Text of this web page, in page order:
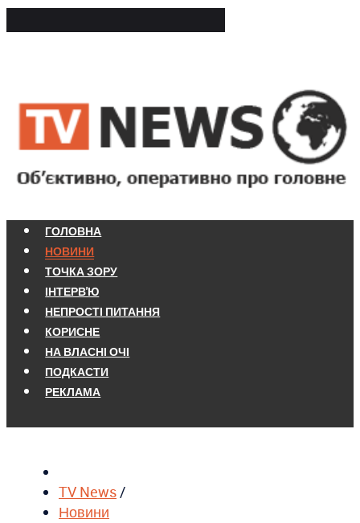
ГОЛОВНА
НОВИНИ
ТОЧКА ЗОРУ
ІНТЕРВ'Ю
НЕПРОСТІ ПИТАННЯ
КОРИСНЕ
НА ВЛАСНІ ОЧІ
ПОДКАСТИ
РЕКЛАМА
TV News/
Новини